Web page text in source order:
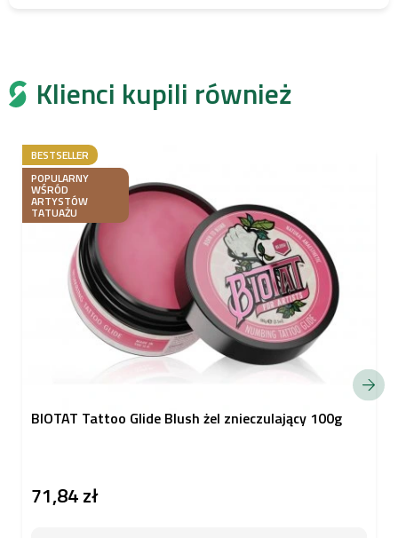
Klienci kupili również
BESTSELLER
POPULARNY
WŚRÓD
ARTYSTÓW
TATUAŻU
BIOTAT Tattoo Glide Blush żel znieczulający 100g
71,84 zł